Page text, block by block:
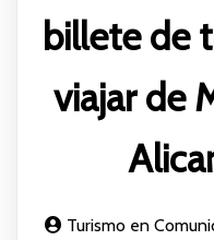
billete de
viajar de
Turismo en